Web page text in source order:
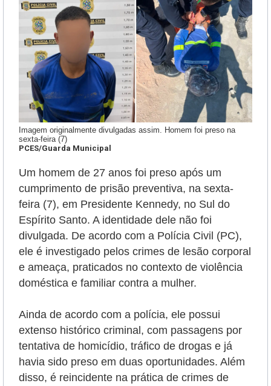
Imagem originalmente divulgadas assim. Homem foi preso na
sexta-feira (7)
PCES/Guarda Municipal
Um homem de 27 anos foi preso após um
cumprimento de prisão preventiva, na sexta-
feira (7), em Presidente Kennedy, no Sul do
Espírito Santo. A identidade dele não foi
divulgada. De acordo com a Polícia Civil (PC),
ele é investigado pelos crimes de lesão corporal
e ameaça, praticados no contexto de violência
doméstica e familiar contra a mulher.
Ainda de acordo com a polícia, ele possui
extenso histórico criminal, com passagens por
tentativa de homicídio, tráfico de drogas e já
havia sido preso em duas oportunidades. Além
disso, é reincidente na prática de crimes de